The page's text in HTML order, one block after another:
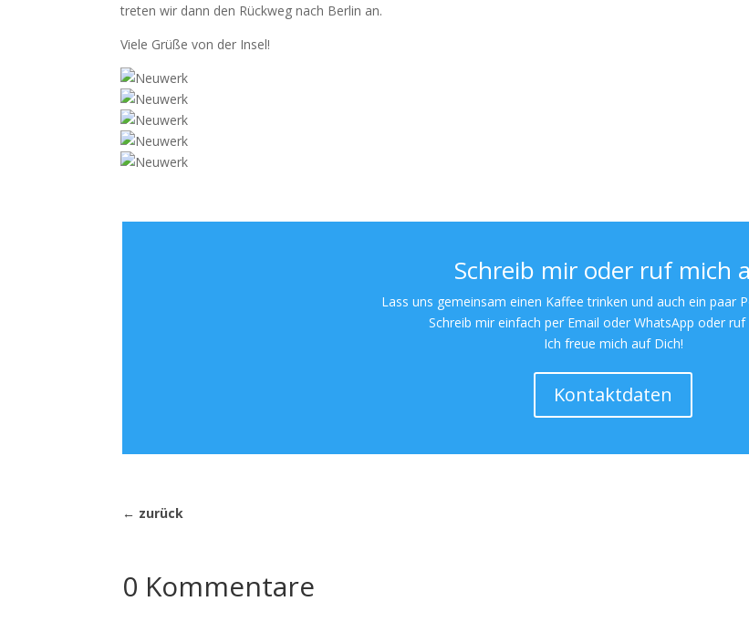
treten wir dann den Rückweg nach Berlin an.
Viele Grüße von der Insel!
Schreib mir oder ruf mich
Lass uns gemeinsam einen Kaffee trinken und auch ein paar
Schreib mir einfach per Email oder WhatsApp oder ruf
Ich freue mich auf Dich!
Kontaktdaten
← zurück
0 Kommentare